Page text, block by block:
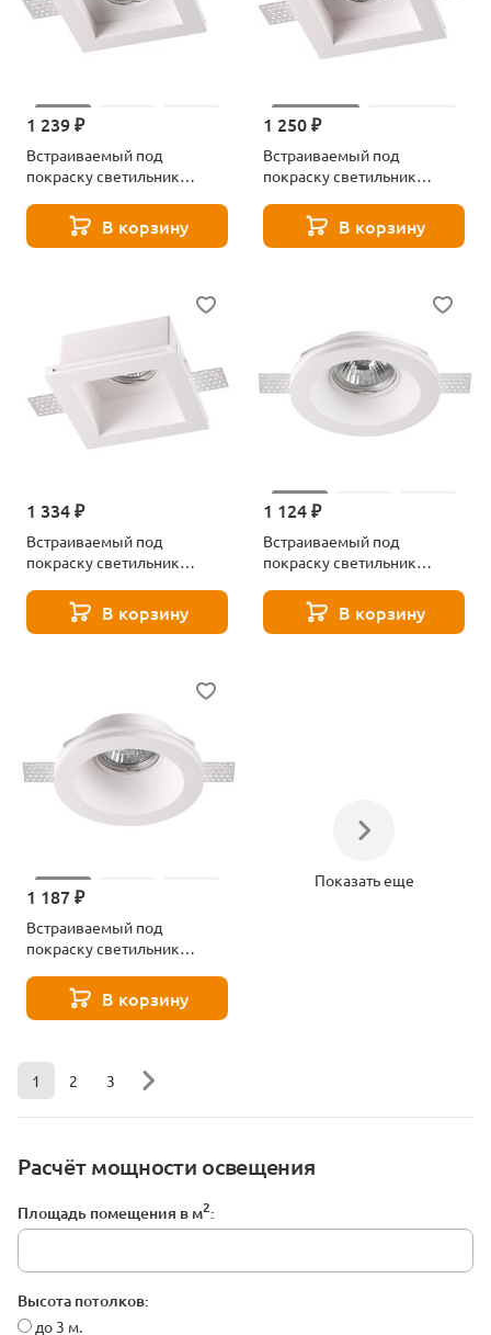
Расчёт мощности освещения
Площадь помещения в м2:
Высота потолков:
до 3 м.
1 239 ₽
Встраиваемый под
покраску светильник
В корзину
1 250 ₽
Встраиваемый под
покраску светильник
В корзину
1 334 ₽
Встраиваемый под
покраску светильник
В корзину
1 124 ₽
Встраиваемый под
покраску светильник
В корзину
1 187 ₽
Встраиваемый под
покраску светильник
В корзину
Показать еще
1 2 3